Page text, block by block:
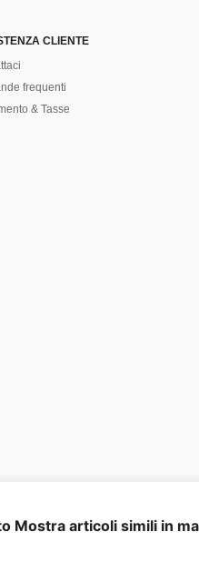
CLIENTE
frequenti
& Tasse
United States
Mostra articoli simili in